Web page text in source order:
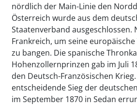
nördlich der Main-Linie den
Österreich wurde aus dem
Staatenverband ausgeschlossen.
Frankreich, um seine
zu bangen. Die spanische
Hohenzollernprinzen gab im Juli
den Deutsch-Französischen
entscheidende Sieg der
im September 1870 in Sedan